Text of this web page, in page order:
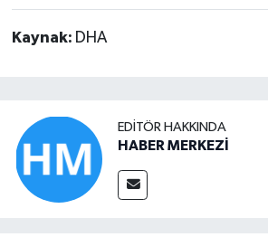
Kaynak: DHA
EDITÖR HAKKINDA
HABER MERKEZİ